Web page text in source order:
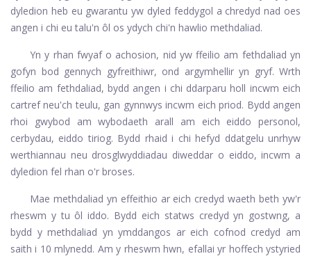
dyledion heb eu gwarantu yw dyled feddygol a chredyd nad oes
angen i chi eu talu'n ôl os ydych chi'n hawlio methdaliad.
Yn y rhan fwyaf o achosion, nid yw ffeilio am fethdaliad yn
gofyn bod gennych gyfreithiwr, ond argymhellir yn gryf. Wrth
ffeilio am fethdaliad, bydd angen i chi ddarparu holl incwm eich
cartref neu'ch teulu, gan gynnwys incwm eich priod. Bydd angen
rhoi gwybod am wybodaeth arall am eich eiddo personol,
cerbydau, eiddo tiriog. Bydd rhaid i chi hefyd ddatgelu unrhyw
werthiannau neu drosglwyddiadau diweddar o eiddo, incwm a
dyledion fel rhan o'r broses.
Mae methdaliad yn effeithio ar eich credyd waeth beth yw'r
rheswm y tu ôl iddo. Bydd eich statws credyd yn gostwng, a
bydd y methdaliad yn ymddangos ar eich cofnod credyd am
saith i 10 mlynedd. Am y rheswm hwn, efallai yr hoffech ystyried